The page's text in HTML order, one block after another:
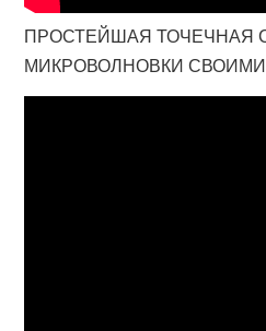
ПРОСТЕЙШАЯ ТОЧЕЧНАЯ
МИКРОВОЛНОВКИ